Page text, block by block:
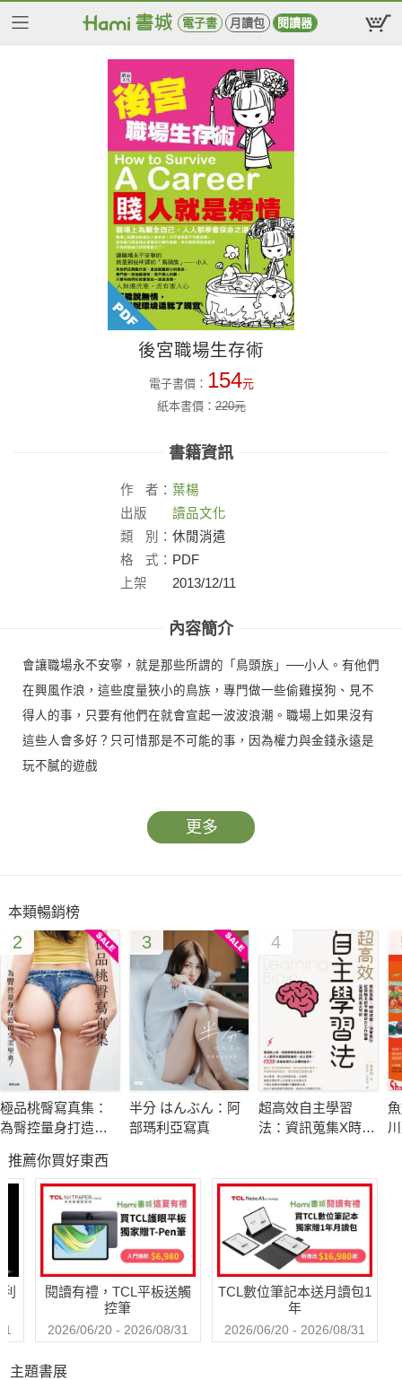
電子書 月讀包 閱讀器
後宮職場生存術
電子書價： 154元
紙本書價：220元
書籍資訊
作 者： 葉楊
出版
社：
讀品文化
類
別： 休閒消遣
格
式： PDF
上架
2013/12/11
內容簡介
會讓職場永不安寧，就是那些所謂的「鳥頭族」──小人。有他們
在興風作浪，這些度量狹小的鳥族，專門做一些偷雞摸狗、見不
得人的事，只要有他們在就會宣起一波波浪潮。職場上如果沒有
這些人會多好？只可惜那是不可能的事，因為權力與金錢永遠是
玩不膩的遊戲
更多
本類暢銷榜
2
極品桃臀寫真集：
為臀控量身打造的
3
半分 はんぶん：阿
部瑪利亞寫真
4
超高效自主學習
法：資訊蒐集X時間
升工作效率皆適用
的五大守則
推薦你買好東西
閱讀有禮，TCL平板送觸
控筆
2026/06/20 - 2026/08/31
TCL數位筆記本送月讀包1
年
2026/06/20 - 2026/08/31
主題書展